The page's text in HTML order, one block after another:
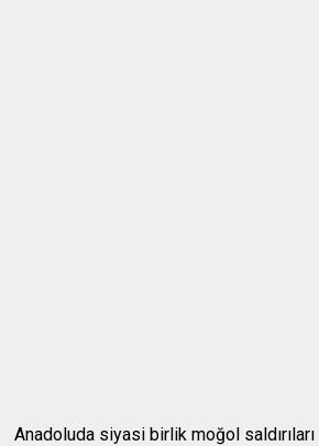
Anadoluda siyasi birlik moğol